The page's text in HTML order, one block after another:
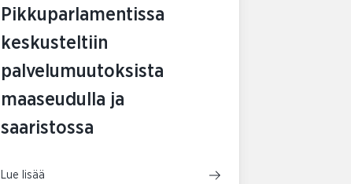
Pikkuparlamentissa
keskusteltiin
palvelumuutoksista
maaseudulla ja
saaristossa
Lue lisää